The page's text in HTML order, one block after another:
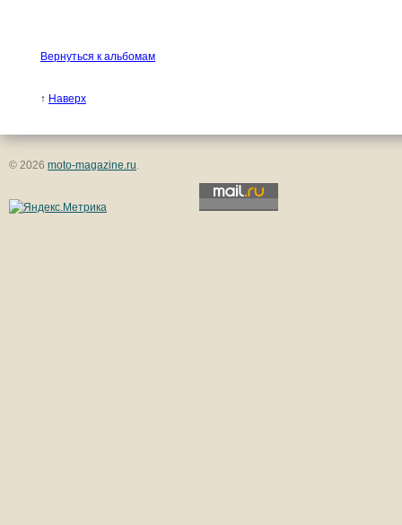
Вернуться к альбомам
↑ Наверх
© 2026 moto-magazine.ru.